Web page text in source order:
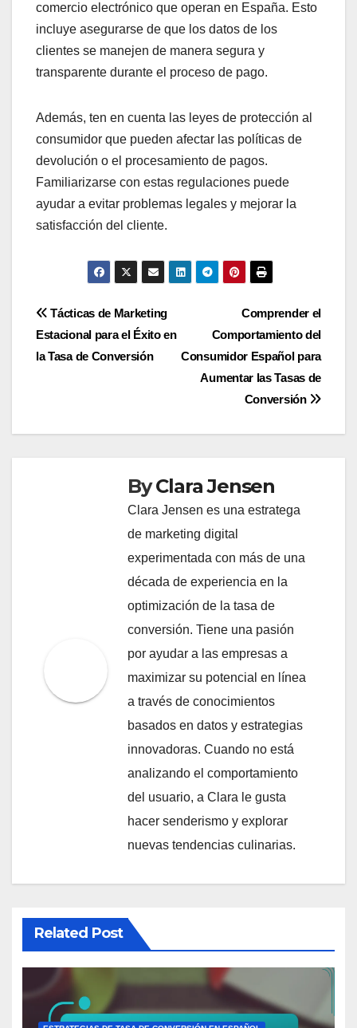
comercio electrónico que operan en España. Esto
incluye asegurarse de que los datos de los
clientes se manejen de manera segura y
transparente durante el proceso de pago.
Además, ten en cuenta las leyes de protección al
consumidor que pueden afectar las políticas de
devolución o el procesamiento de pagos.
Familiarizarse con estas regulaciones puede
ayudar a evitar problemas legales y mejorar la
satisfacción del cliente.
Post
navigation
Comprender el
Comportamiento del
Consumidor Español para
Aumentar las Tasas de
Conversión
Tácticas de Marketing
Estacional para el Éxito en
la Tasa de Conversión
ByClara Jensen
Clara Jensen es una estratega
de marketing digital
experimentada con más de una
década de experiencia en la
optimización de la tasa de
conversión. Tiene una pasión
por ayudar a las empresas a
maximizar su potencial en línea
a través de conocimientos
basados en datos y estrategias
innovadoras. Cuando no está
analizando el comportamiento
del usuario, a Clara le gusta
hacer senderismo y explorar
nuevas tendencias culinarias.
Related Post